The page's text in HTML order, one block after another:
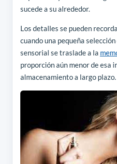
sucede a su alrededor.
Los detalles se pueden
cuando una pequeña
sensorial se traslade a la
proporción aún menor de esa
almacenamiento a largo plazo.